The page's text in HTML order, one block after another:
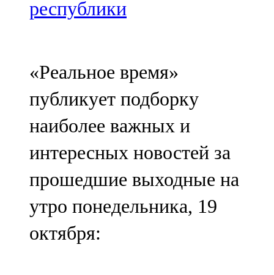
106,2 FM
107,3 FM
Мөслим
100,0 FM
Нурлат
104,7 FM
Олы Әтнә
71,42 FM
республики
«Реальное время»
публикует подборку
наиболее важных и
интересных новостей за
прошедшие выходные на
утро понедельника, 19
октября: